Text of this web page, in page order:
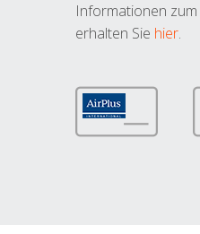
Informationen
erhalten Sie hier.